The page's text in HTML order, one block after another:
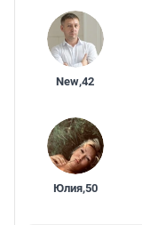
New,42
Юлия,50